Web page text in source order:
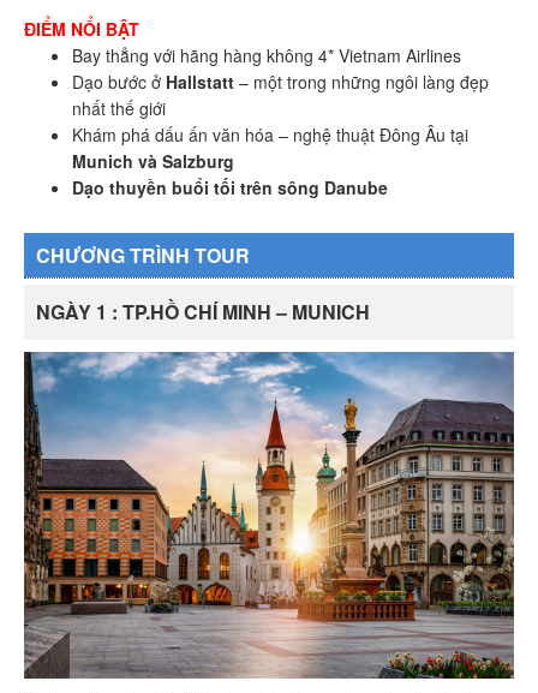
ĐIỂM NỔI BẬT
Bay thẳng với hãng hàng không 4* Vietnam Airlines
Dạo bước ở Hallstatt – một trong những ngôi làng đẹp
nhất thế giới
Khám phá dấu ấn văn hóa – nghệ thuật Đông Âu tại
Munich và Salzburg
Dạo thuyền buổi tối trên sông Danube
CHƯƠNG TRÌNH TOUR
NGÀY 1 : TP.HỒ CHÍ MINH – MUNICH